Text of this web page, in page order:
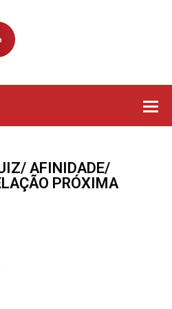
AFINIDADE/
PRÓXIMA